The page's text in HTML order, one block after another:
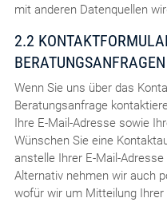
mit anderen Datenquellen
2.2
BERATUNGSANFRAGEN
Wenn Sie uns über das
Beratungsanfrage
Ihre E-Mail-Adresse sowie
Wünschen Sie eine
anstelle Ihrer E-Mail-
Alternativ nehmen wir auch
wofür wir um Mitteilung